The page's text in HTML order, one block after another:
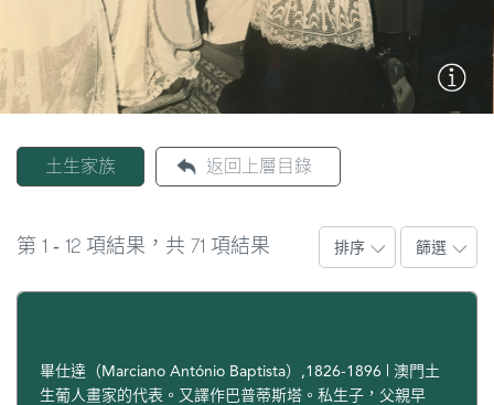
街
市
土生家族 返回上層目錄
第 1 - 12 項結果，共 71 項結果 排序 篩選
畢仕達（Marciano António Baptista）,1826-1896 | 澳門土
生葡人畫家的代表。又譯作巴普蒂斯塔。私生子，父親早